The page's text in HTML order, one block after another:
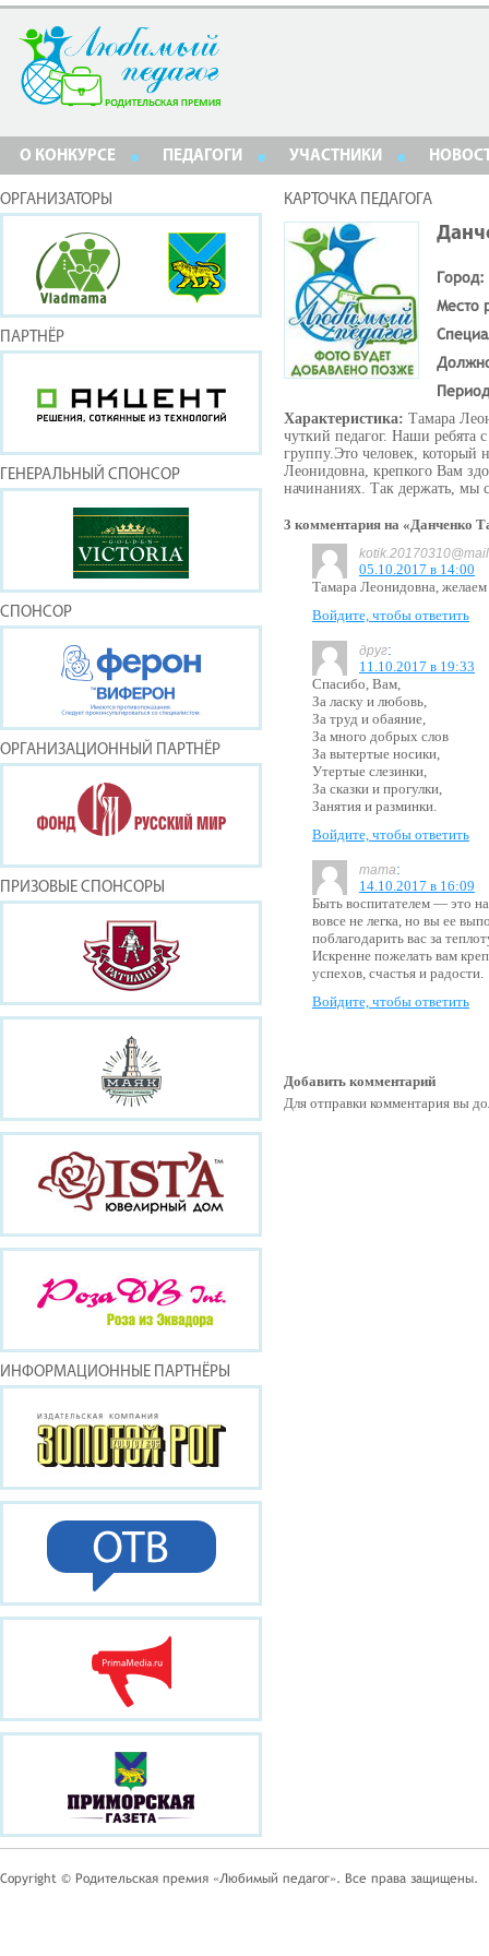
О КОНКУРСЕ ПЕДАГОГИ УЧАСТНИКИ
ОРГАНИЗАТОРЫ
ПАРТНЁР
ГЕНЕРАЛЬНЫЙ СПОНСОР
СПОНСОР
ОРГАНИЗАЦИОННЫЙ ПАРТНЁР
ПРИЗОВЫЕ СПОНСОРЫ
ИНФОРМАЦИОННЫЕ ПАРТНЁРЫ
КАРТОЧКА ПЕДАГОГА
Город:
Место
Характеристика: Тамара
чуткий педагог. Наши ребята
группу.Это человек, который
Леонидовна, крепкого Вам
начинаниях. Так держать, мы
3 комментария на «Данченко
05.10.2017 в 14:00
Тамара Леонидовна,
Войдите, чтобы ответить
друг:
11.10.2017 в 19:33
Спасибо, Вам,
За ласку и любовь,
За труд и обаяние,
За много добрых слов
За вытертые носики,
Утертые слезинки,
За сказки и прогулки,
Занятия и разминки.
Войдите, чтобы ответить
mama:
14.10.2017 в 16:09
Быть воспитателем — это
вовсе не легка, но вы ее
поблагодарить вас за
Искренне пожелать вам
успехов, счастья и радости.
Войдите, чтобы ответить
Добавить комментарий
Для отправки комментария вы
Copyright © Родительская премия «Любимый педагог». Все права защищены.